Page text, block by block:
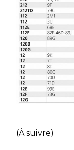
(À suivre)